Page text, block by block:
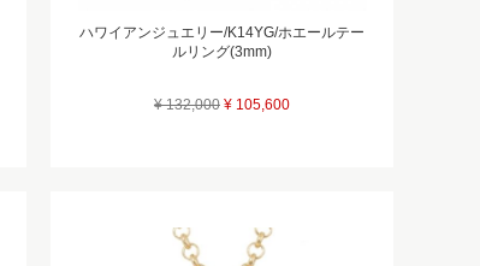
ハワイアンジュエリー/K14YG/ホエールテー
ルリング(3mm)
¥ 132,000 ¥ 105,600